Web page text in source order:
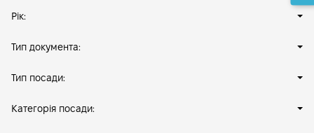
Рік:
Тип документа:
Тип посади:
Категорія посади: